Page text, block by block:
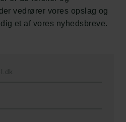
vedrører vores opslag og
et af vores nyhedsbreve.